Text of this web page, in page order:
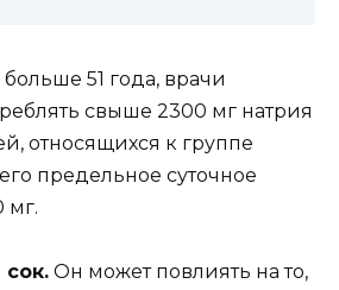
51 года, врачи
свыше 2300 мг натрия
относящихся к группе
предельное суточное
мг.
Он может повлиять на то,